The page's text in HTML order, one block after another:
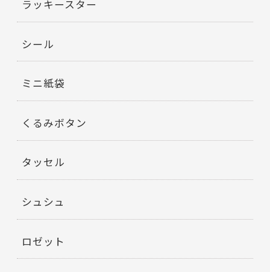
ラッキースター
シール
ミニ紙袋
くるみボタン
タッセル
シュシュ
ロゼット